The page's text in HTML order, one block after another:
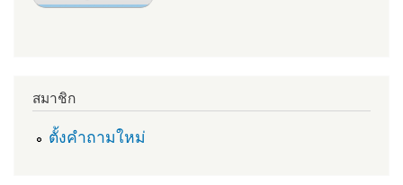
สมาชิก
ตั้งคำถามใหม่